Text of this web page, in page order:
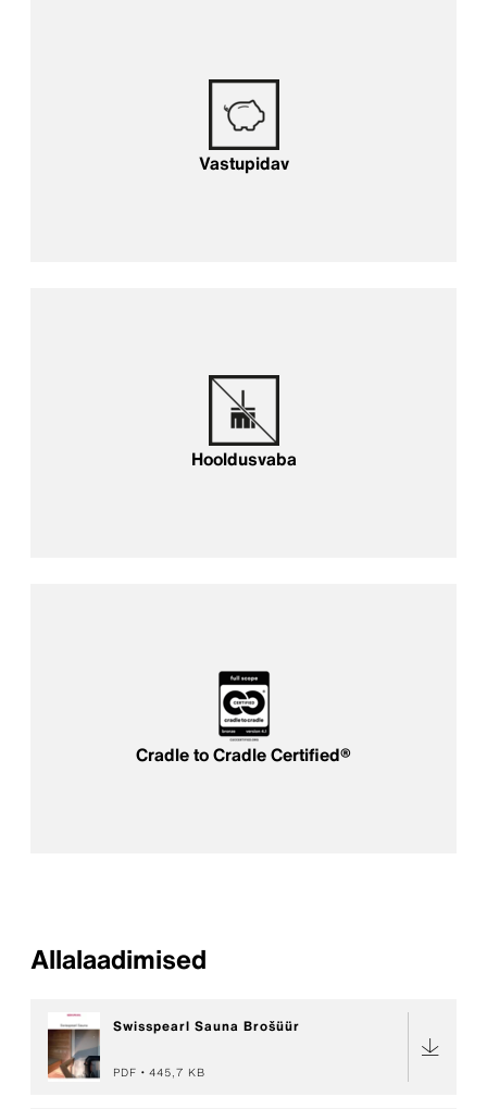
Vastupidav
Hooldusvaba
Cradle to Cradle Certified®
Allalaadimised
Swisspearl Sauna Brošüür
PDF 445,7 KB